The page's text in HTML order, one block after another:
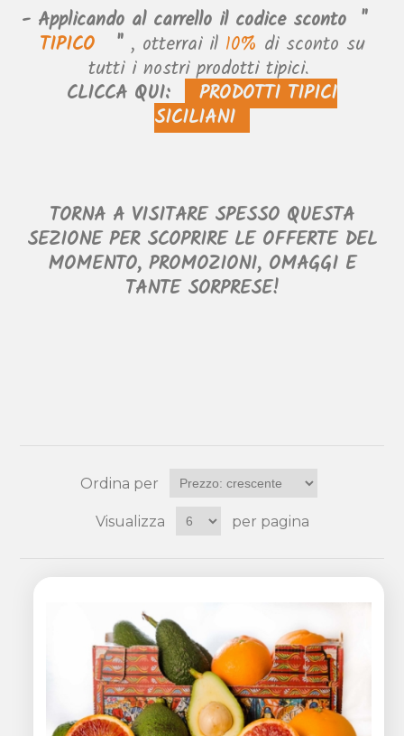
- Applicando al carrello il codice sconto "
TIPICO
", otterrai il 10% di sconto su
tutti i nostri prodotti tipici.
CLICCA QUI:
PRODOTTI TIPICI
SICILIANI
TORNA A VISITARE SPESSO QUESTA
SEZIONE PER SCOPRIRE LE OFFERTE DEL
MOMENTO, PROMOZIONI, OMAGGI E
TANTE SORPRESE!
Ordina per
Visualizza per pagina